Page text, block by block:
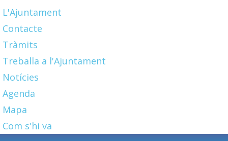
L'Ajuntament
Contacte
Tràmits
Treballa a l'Ajuntament
Notícies
Agenda
Mapa
Com s'hi va